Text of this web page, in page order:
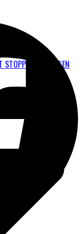
STOPPE UDVIDELSEN